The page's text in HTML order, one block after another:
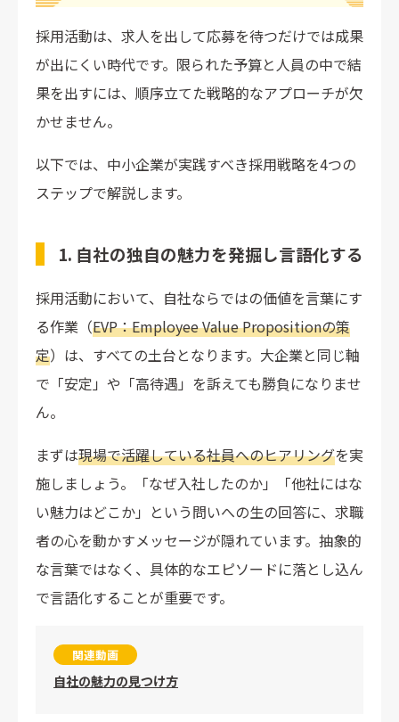
採用活動は、求人を出して応募を待つだけでは成果
が出にくい時代です。限られた予算と人員の中で結
果を出すには、順序立てた戦略的なアプローチが欠
かせません。
以下では、中小企業が実践すべき採用戦略を4つの
ステップで解説します。
1. 自社の独自の魅力を発掘し言語化する
採用活動において、自社ならではの価値を言葉にす
る作業（EVP：Employee Value Propositionの策
定）は、すべての土台となります。大企業と同じ軸
で「安定」や「高待遇」を訴えても勝負になりませ
ん。
まずは現場で活躍している社員へのヒアリングを実
施しましょう。「なぜ入社したのか」「他社にはな
い魅力はどこか」という問いへの生の回答に、求職
者の心を動かすメッセージが隠れています。抽象的
な言葉ではなく、具体的なエピソードに落とし込ん
で言語化することが重要です。
関連動画
自社の魅力の見つけ方